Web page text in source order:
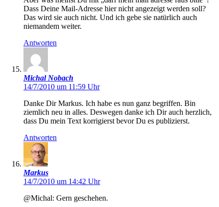
Dass Deine Mail-Adresse hier nicht angezeigt werden soll?
Das wird sie auch nicht. Und ich gebe sie natürlich auch
niemandem weiter.
Antworten
Michal Nobach
14/7/2010 um 11:59 Uhr
Danke Dir Markus. Ich habe es nun ganz begriffen. Bin
ziemlich neu in alles. Deswegen danke ich Dir auch herzlich,
dass Du mein Text korrigierst bevor Du es publizierst.
Antworten
Markus
14/7/2010 um 14:42 Uhr
@Michal: Gern geschehen.